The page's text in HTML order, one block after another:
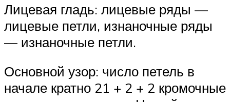
Лицевая гладь: лицевые ряды —
лицевые петли, изнаночные ряды
— изнаночные петли.
Основной узор: число петель в
начале кратно 21 + 2 + 2 кромочные